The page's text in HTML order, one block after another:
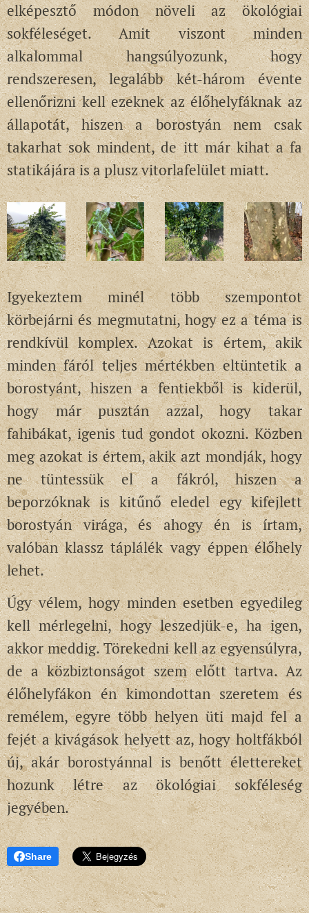
elképesztő módon növeli az ökológiai
sokféleséget. Amit viszont minden
alkalommal hangsúlyozunk, hogy
rendszeresen, legalább két-három évente
ellenőrizni kell ezeknek az élőhelyfáknak az
állapotát, hiszen a borostyán nem csak
takarhat sok mindent, de itt már kihat a fa
statikájára is a plusz vitorlafelület miatt.
Igyekeztem minél több szempontot
körbejárni és megmutatni, hogy ez a téma is
rendkívül komplex. Azokat is értem, akik
minden fáról teljes mértékben eltüntetik a
borostyánt, hiszen a fentiekből is kiderül,
hogy már pusztán azzal, hogy takar
fahibákat, igenis tud gondot okozni. Közben
meg azokat is értem, akik azt mondják, hogy
ne tüntessük el a fákról, hiszen a
beporzóknak is kitűnő eledel egy kifejlett
borostyán virága, és ahogy én is írtam,
valóban klassz táplálék vagy éppen élőhely
lehet.
Úgy vélem, hogy minden esetben egyedileg
kell mérlegelni, hogy leszedjük-e, ha igen,
akkor meddig. Törekedni kell az egyensúlyra,
de a közbiztonságot szem előtt tartva. Az
élőhelyfákon én kimondottan szeretem és
remélem, egyre több helyen üti majd fel a
fejét a kivágások helyett az, hogy holtfákból
új, akár borostyánnal is benőtt élettereket
hozunk létre az ökológiai sokféleség
jegyében.
Share